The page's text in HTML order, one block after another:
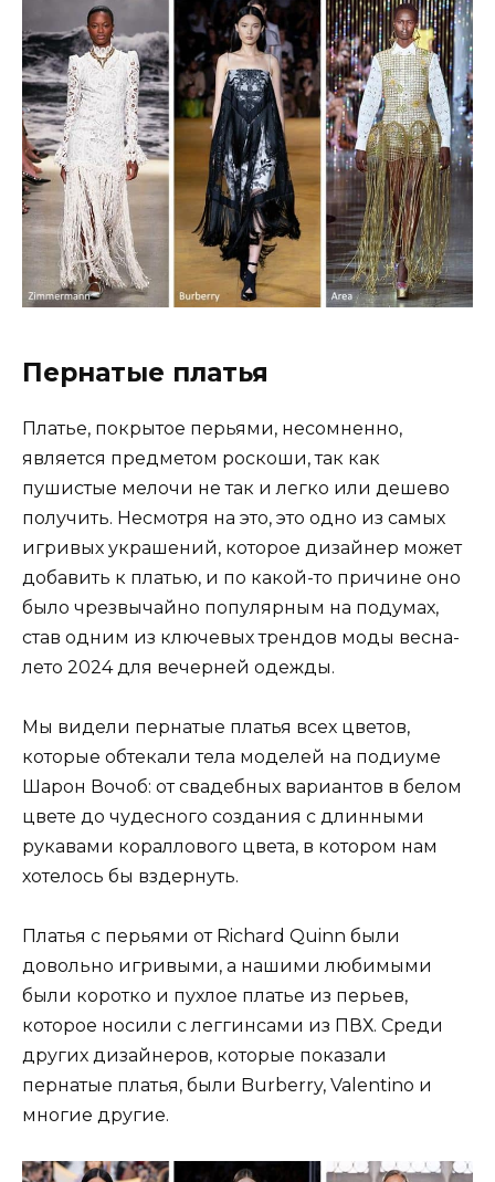
Пернатые платья
Платье, покрытое перьями, несомненно,
является предметом роскоши, так как
пушистые мелочи не так и легко или дешево
получить. Несмотря на это, это одно из самых
игривых украшений, которое дизайнер может
добавить к платью, и по какой-то причине оно
было чрезвычайно популярным на подумах,
став одним из ключевых трендов моды весна-
лето 2024 для вечерней одежды.
Мы видели пернатые платья всех цветов,
которые обтекали тела моделей на подиуме
Шарон Вочоб: от свадебных вариантов в белом
цвете до чудесного создания с длинными
рукавами кораллового цвета, в котором нам
хотелось бы вздернуть.
Платья с перьями от Richard Quinn были
довольно игривыми, а нашими любимыми
были коротко и пухлое платье из перьев,
которое носили с леггинсами из ПВХ. Среди
других дизайнеров, которые показали
пернатые платья, были Burberry, Valentino и
многие другие.